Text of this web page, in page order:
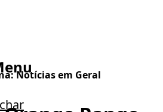
Notícias em Geral